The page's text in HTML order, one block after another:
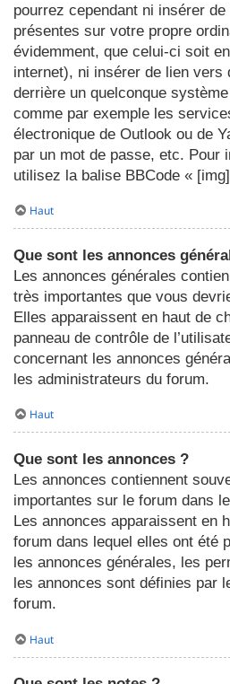
pourrez cependant ni insérer
présentes sur votre propre
évidemment, que celui-ci soit
internet), ni insérer de lien vers
derrière un quelconque
comme par exemple les
électronique de Outlook ou de
par un mot de passe, etc. Pour
utilisez la balise BBCode «
Haut
Que sont les annonces
Les annonces générales
très importantes que vous
Elles apparaissent en haut de
panneau de contrôle de
concernant les annonces
les administrateurs du forum.
Haut
Que sont les annonces ?
Les annonces contiennent
importantes sur le forum dans
Les annonces apparaissent en
forum dans lequel elles ont été
les annonces générales, les
les annonces sont définies par
forum.
Haut